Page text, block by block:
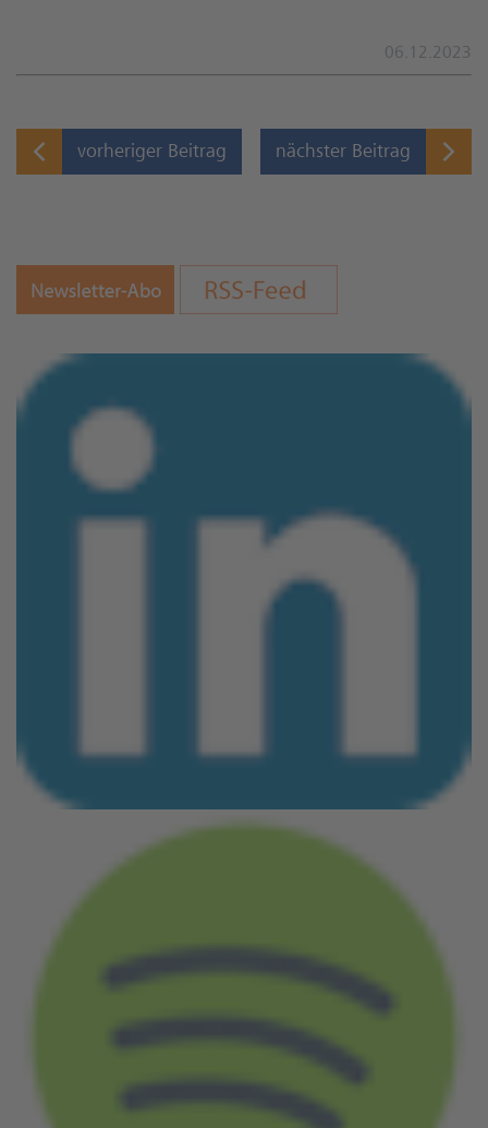
06.12.2023
vorheriger Beitrag nächster Beitrag